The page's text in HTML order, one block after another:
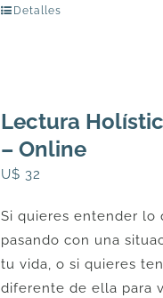
Detalles
Lectura
– Online
U$ 32
Si quieres entender lo
pasando con una
tu vida, o si quieres
diferente de ella para